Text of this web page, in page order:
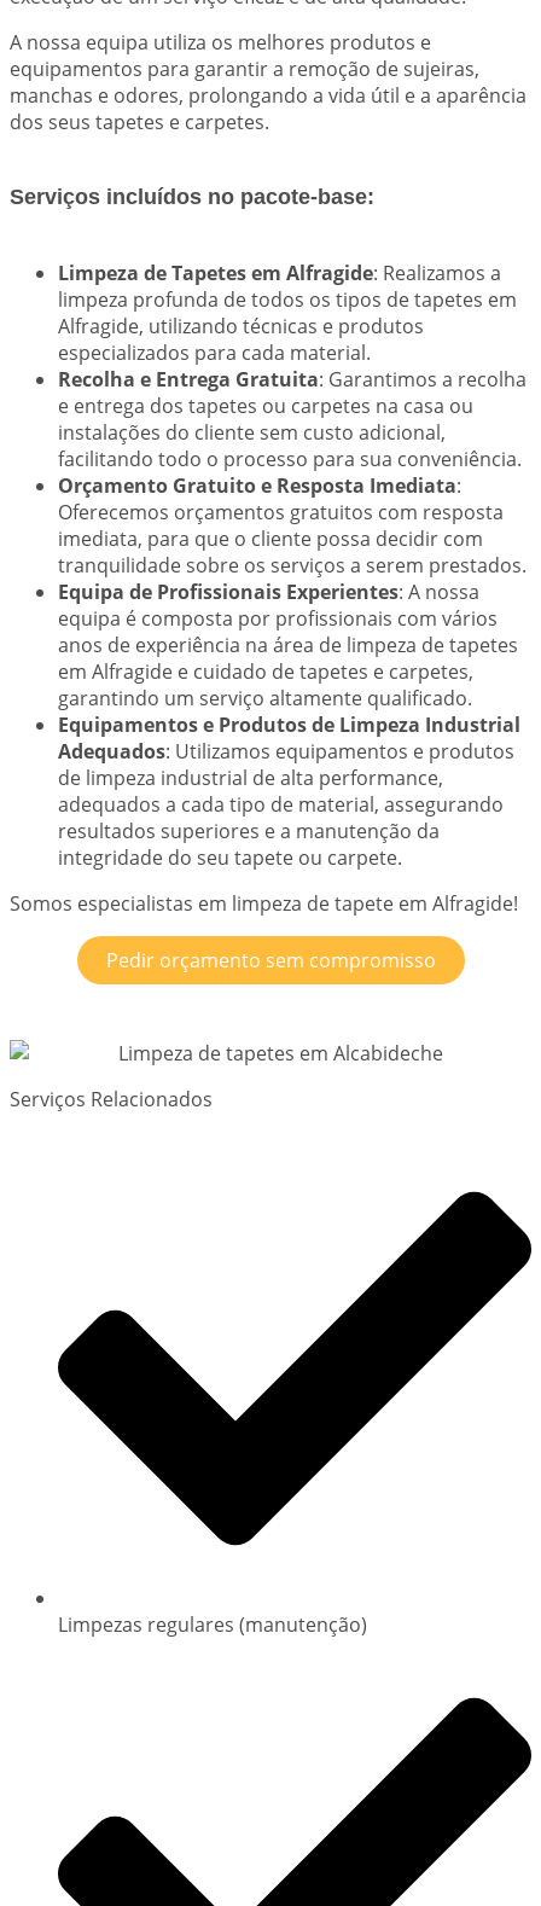
A nossa equipa utiliza os melhores produtos e
equipamentos para garantir a remoção de sujeiras,
manchas e odores, prolongando a vida útil e a aparência
dos seus tapetes e carpetes.
Serviços incluídos no pacote-base:
Limpeza de Tapetes em Alfragide: Realizamos a
limpeza profunda de todos os tipos de tapetes em
Alfragide, utilizando técnicas e produtos
especializados para cada material.
Recolha e Entrega Gratuita: Garantimos a recolha
e entrega dos tapetes ou carpetes na casa ou
instalações do cliente sem custo adicional,
facilitando todo o processo para sua conveniência.
Orçamento Gratuito e Resposta Imediata:
Oferecemos orçamentos gratuitos com resposta
imediata, para que o cliente possa decidir com
tranquilidade sobre os serviços a serem prestados.
Equipa de Profissionais Experientes: A nossa
equipa é composta por profissionais com vários
anos de experiência na área de limpeza de tapetes
em Alfragide e cuidado de tapetes e carpetes,
garantindo um serviço altamente qualificado.
Equipamentos e Produtos de Limpeza Industrial
Adequados: Utilizamos equipamentos e produtos
de limpeza industrial de alta performance,
adequados a cada tipo de material, assegurando
resultados superiores e a manutenção da
integridade do seu tapete ou carpete.
Somos especialistas em limpeza de tapete em Alfragide!
Pedir orçamento sem compromisso
Serviços Relacionados
Limpezas regulares (manutenção)